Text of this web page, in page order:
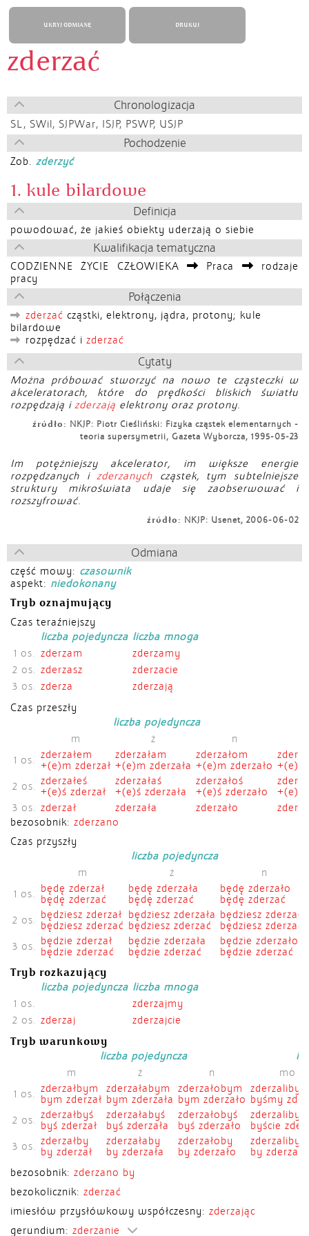
UKRYJ ODMIANĘ DRUKUJ
zderzać
Chronologizacja
SL, SWil, SJPWar, ISJP, PSWP, USJP
Pochodzenie
Zob. zderzyć
1. kule bilardowe
Definicja
powodować, że jakieś obiekty uderzają o siebie
Kwalifikacja tematyczna
CODZIENNE ŻYCIE CZŁOWIEKA Praca
rodzaje
pracy
Połączenia
zderzać cząstki, elektrony, jądra, protony; kule
bilardowe
rozpędzać i zderzać
Cytaty
Można próbować stworzyć na nowo te cząsteczki w
akceleratorach, które do prędkości bliskich światłu
rozpędzają i zderzają elektrony oraz protony.
źródło: NKJP: Piotr Cieśliński: Fizyka cząstek elementarnych -
teoria supersymetrii, Gazeta Wyborcza, 1995-05-23
Im potężniejszy akcelerator, im większe energie
rozpędzanych izderzanych cząstek, tym subtelniejsze
struktury mikroświata udaje się zaobserwować i
rozszyfrować.
źródło: NKJP: Usenet, 2006-06-02
Odmiana
część mowy: czasownik
aspekt: niedokonany
Tryb oznajmujący
Czas teraźniejszy
liczba pojedyncza liczba mnoga
1 os. zderzam
zderzamy
2 os. zderzasz
zderzacie
3 os. zderza
zderzają
Czas przeszły
liczba pojedyncza
m
ż
n
1 os. zderzałem
+(e)m zderzał
zderzałam
+(e)m zderzała
zderzałom
+(e)m zderzało
2 os. zderzałeś
+(e)ś zderzał
zderzałaś
+(e)ś zderzała
zderzałoś
+(e)ś zderzało
3 os. zderzał zderzała zderzało
bezosobnik: zderzano
Czas przyszły
liczba pojedyncza
m
ż
n
1 os. będę zderzał
będę zderzać
będę zderzała
będę zderzać
będę zderzało
będę zderzać
2 os. będziesz zderzał
będziesz zderzać
będziesz zderzała
będziesz zderzać
będziesz zderzało
będziesz zderzać
3 os. będzie zderzał
będzie zderzać
będzie zderzała
będzie zderzać
będzie zderzało
będzie zderzać
Tryb rozkazujący
liczba pojedyncza liczba mnoga
1 os.
zderzajmy
2 os. zderzaj zderzajcie
Tryb warunkowy
liczba pojedyncza
m
ż n
mo
1 os. zderzałbym
bym zderzał
zderzałabym
bym zderzała
zderzałobym
bym zderzało byśmy
2 os. zderzałbyś
byś zderzał
zderzałabyś
byś zderzała
zderzałobyś
byś zderzało
byście
3 os. zderzałby
by zderzał
zderzałaby
by zderzała
zderzałoby
by zderzało
zderzaliby
by zderzali
bezosobnik: zderzano by
bezokolicznik: zderzać
imiesłów przysłówkowy współczesny: zderzając
gerundium: zderzanie